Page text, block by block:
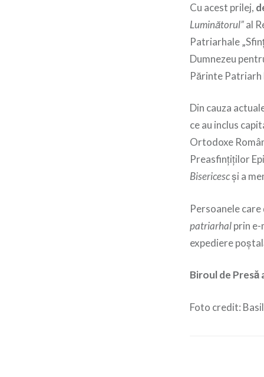
Cu acest prilej,
Luminătorul”al
Patriarhale
Dumnezeu
Părinte Patriarh
Din cauza
ce au inclus
Ortodoxe
Preasfințiților
Bisericescși a
Persoanele
patriarhalprin e-
expediere
Biroul de Presă
Foto credit: